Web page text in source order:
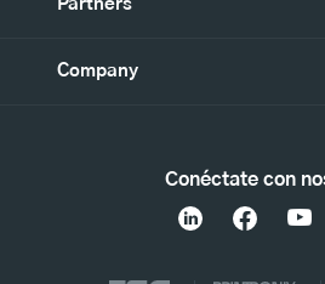
Partners
Company
Conéctate con